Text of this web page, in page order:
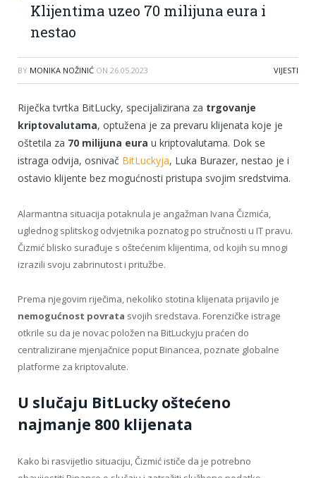
Klijentima uzeo 70 milijuna eura i
nestao
BY MONIKA NOŽINIĆ ON 26.05.2023 VIJESTI
Riječka tvrtka BitLucky, specijalizirana za trgovanje
kriptovalutama, optužena je za prevaru klijenata koje je
oštetila za 70 milijuna eura u kriptovalutama. Dok se
istraga odvija, osnivač BitLuckyja, Luka Burazer, nestao je i
ostavio klijente bez mogućnosti pristupa svojim sredstvima.
Alarmantna situacija potaknula je angažman Ivana Čizmića,
uglednog splitskog odvjetnika poznatog po stručnosti u IT pravu.
Čizmić blisko surađuje s oštećenim klijentima, od kojih su mnogi
izrazili svoju zabrinutost i pritužbe.
Prema njegovim riječima, nekoliko stotina klijenata prijavilo je
nemogućnost povrata svojih sredstava. Forenzičke istrage
otkrile su da je novac položen na BitLuckyju praćen do
centralizirane mjenjačnice poput Binancea, poznate globalne
platforme za kriptovalute.
U slučaju BitLucky oštećeno
najmanje 800 klijenata
Kako bi rasvijetlio situaciju, Čizmić ističe da je potrebno